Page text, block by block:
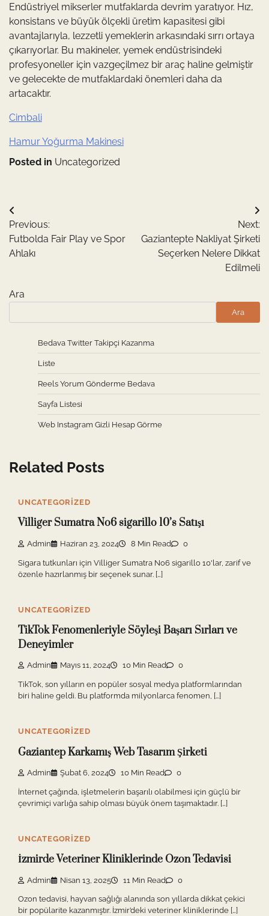
Endüstriyel mikserler mutfaklarda devrim yaratıyor. Hız,
konsistans ve büyük ölçekli üretim kapasitesi gibi
avantajlarıyla, lezzetli yemeklerin arkasındaki sırrı ortaya
çıkarıyorlar. Bu makineler, yemek endüstrisindeki
profesyoneller için vazgeçilmez bir araç haline gelmiştir
ve gelecekte de mutfaklardaki önemleri daha da
artacaktır.
Cimbali
Hamur Yoğurma Makinesi
Posted in Uncategorized
Yazı
gezinmesi
Previous:
Futbolda Fair Play ve Spor
Ahlakı
Next:
Gaziantepte Nakliyat Şirketi
Seçerken Nelere Dikkat
Edilmeli
Ara
Ara
Bedava Twitter Takipçi Kazanma
Liste
Reels Yorum Gönderme Bedava
Sayfa Listesi
Web Instagram Gizli Hesap Görme
Related Posts
UNCATEGORIZED
Villiger Sumatra No6 sigarillo 10’s Satışı
Admin Haziran 23, 2024 8 Min Read 0
Sigara tutkunları için Villiger Sumatra No6 sigarillo 10'lar, zarif ve
özenle hazırlanmış bir seçenek sunar. […]
UNCATEGORIZED
TikTok Fenomenleriyle Söyleşi Başarı Sırları ve
Deneyimler
Admin Mayıs 11, 2024 10 Min Read 0
TikTok, son yılların en popüler sosyal medya platformlarından
biri haline geldi. Bu platformda milyonlarca fenomen, […]
UNCATEGORIZED
Gaziantep Karkamış Web Tasarım Şirketi
Admin Şubat 6, 2024 10 Min Read 0
İnternet çağında, işletmelerin başarılı olabilmesi için güçlü bir
çevrimiçi varlığa sahip olması büyük önem taşımaktadır. […]
UNCATEGORIZED
İzmirde Veteriner Kliniklerinde Ozon Tedavisi
Admin Nisan 13, 2025 11 Min Read 0
Ozon tedavisi, hayvan sağlığı alanında son yıllarda dikkat çekici
bir popülarite kazanmıştır. İzmir’deki veteriner kliniklerinde […]